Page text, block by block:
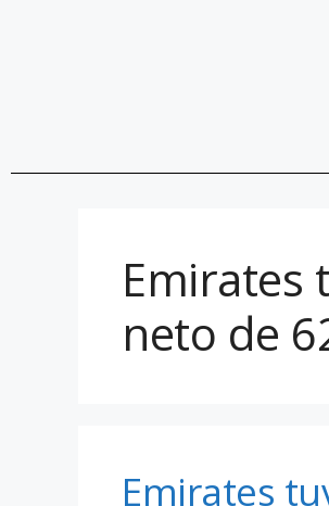
Emirates
neto de
Emirates